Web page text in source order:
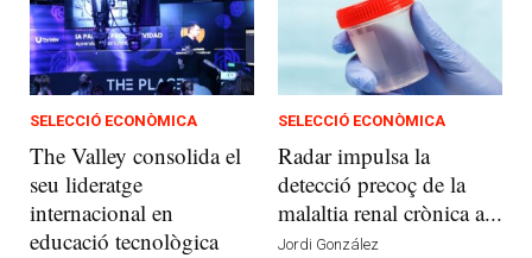
SELECCIÓ ECONÒMICA
The Valley consolida el
seu lideratge
internacional en
educació tecnològica
SELECCIÓ ECONÒMICA
Radar impulsa la
detecció precoç de la
malaltia renal crònica a...
Jordi González